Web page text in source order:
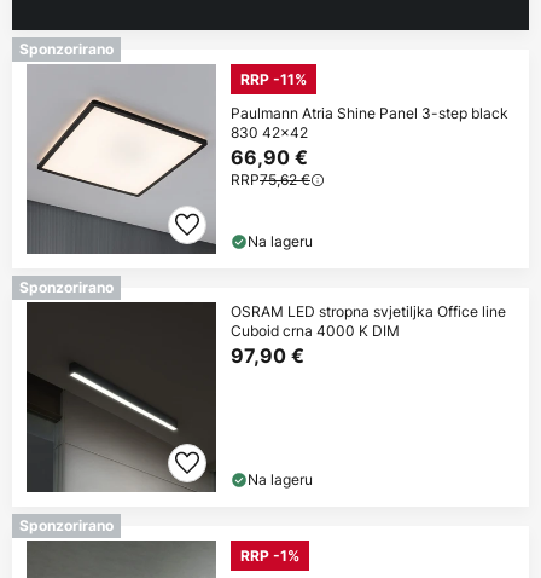
Sponzorirano
RRP -11%
Paulmann Atria Shine Panel 3-step black
830 42x42
66,90 €
RRP75,62 €
Na lageru
Sponzorirano
OSRAM LED stropna svjetiljka Office line
Cuboid crna 4000 K DIM
97,90 €
Na lageru
Sponzorirano
RRP -1%